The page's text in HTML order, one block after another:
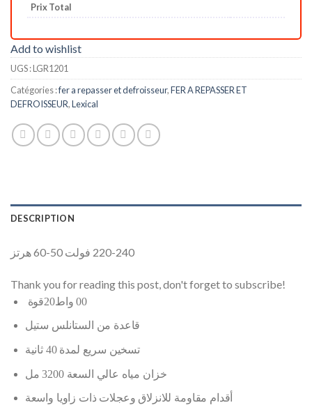
Prix Total
Add to wishlist
UGS :LGR1201
Catégories :fer a repasser et defroisseur,FER A REPASSER ET
DEFROISSEUR,Lexical
DESCRIPTION
220-240 فولت 50-60 هرتز
Thank you for reading this post, don't forget to subscribe!
قوة20 00 واط
قاعدة من الستانلس ستيل
تسخين سريع لمدة 40 ثانية
خزان مياه عالي السعة 3200 مل
أقدام مقاومة للانزلاق وعجلات ذات زاويا واسعة